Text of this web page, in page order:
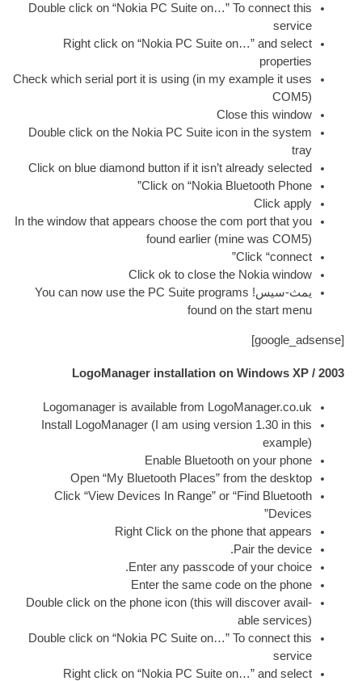
Double click on “Nokia PC Suite on…” To
Right click on “Nokia PC Suite
Check which seri­al port it is using(in my
Close
Double click on the Nokia PC Suite icon in
Click on blue dia­mond but­ton if it isn’t
Click on “Nokia
In the win­dow that appears choose the com
found earli­er
Click ok to close the
You can now use the PC Suite pro­grams
found on the
LogoManager installation on
Logo­man­ager is avail­able from
Install Logo­Man­ager (I am using ver­sion
Enable Bluetooth on
Open “My Bluetooth Places” from
Click “View Devices In Range” or
Right Click on the phone
Enter any passcode of
.
Enter the same code
Double click on the phone icon(this will
Double click on “Nokia PC Suite on…” To
Right click on “Nokia PC Suite